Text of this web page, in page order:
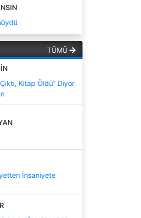
TÜMÜ
Kitap Öldü” Diyor
İnsaniyete